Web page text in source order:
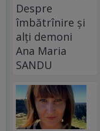
Despre
îmbătrînire și
alți demoni
Ana Maria
SANDU